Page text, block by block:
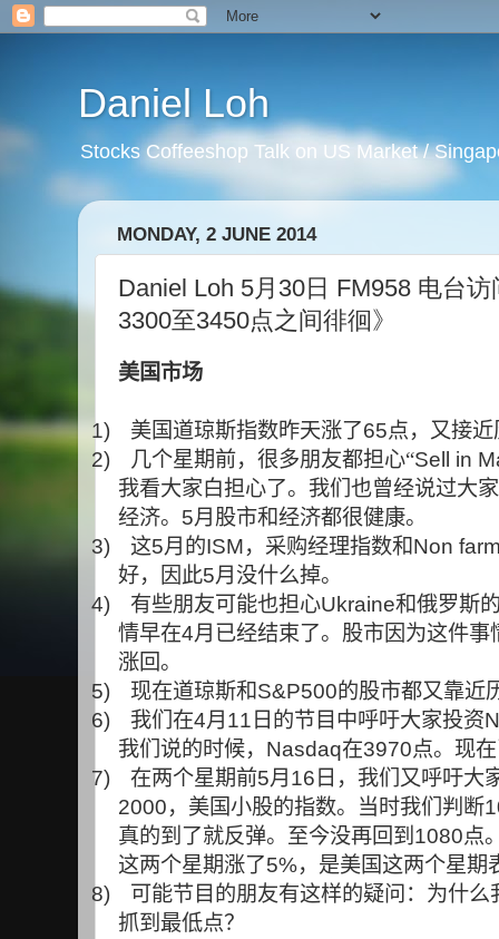
Daniel Loh
Stocks Coffeeshop Talk on US Market /
MONDAY, 2 JUNE 2014
Daniel Loh 5月30日 FM958 电台
3300至3450点之间徘徊》
美国市场
1) 美国道琼斯指数昨天涨了65点，又接
2)
几个星期前，很多朋友都担心“Sell in
我看大家白担心了。我们也曾经说过大
经济。 5月股市和经济都很健康。
3)
这5月的ISM，采购经理指数和Non
好，因此5月没什么掉。
4)
有些朋友可能也担心Ukraine和俄罗斯
情早在4月已经结束了。股市因为这件事
涨回。
5)
现在道琼斯和S&P500的股市都又靠近
6)
我们在4月 11 日的节目中呼吁大家投资
我们说的时候， Nasdaq在3970点。现
7)
在两个星期前5月 16 日，我们又呼吁大
2000，美国小股的指数。当时我们判断
真的到了就反弹。至今没再回到 1080点
这两个星期涨了5%，是美国这两个星期
8)
可能节目的朋友有这样的疑问：为什
抓到最低点？